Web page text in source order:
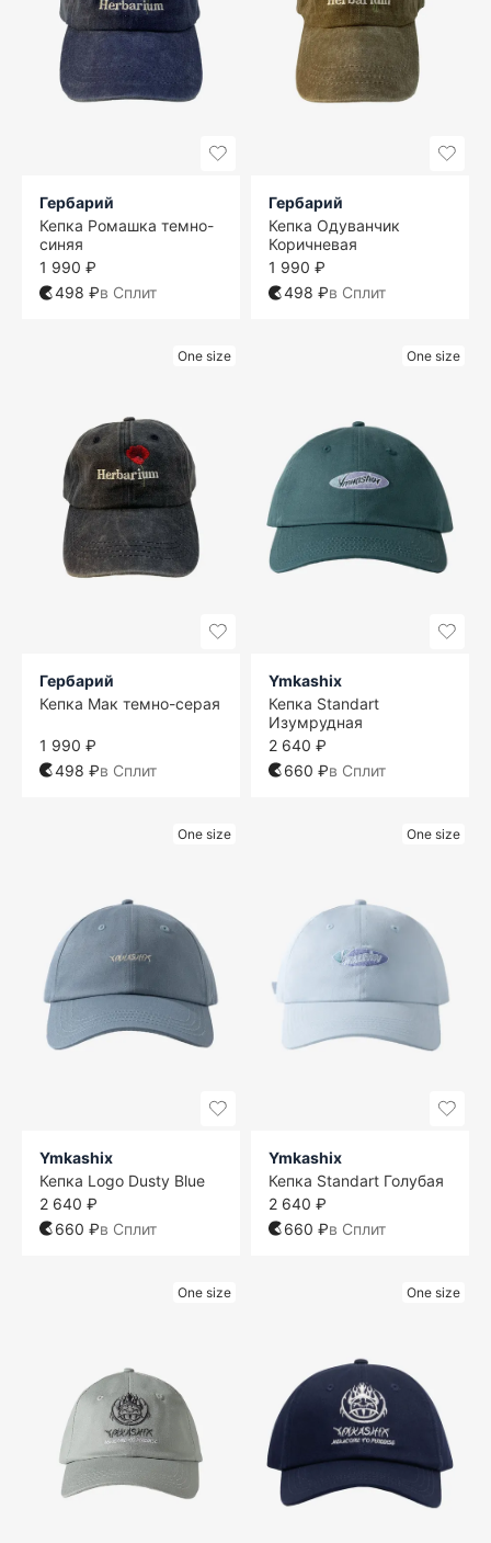
Гербарий
Кепка Ромашка темно-
синяя
1 990 ₽
498 ₽в Сплит
Гербарий
Кепка Одуванчик
Коричневая
1 990 ₽
498 ₽в Сплит
One size
Гербарий
Кепка Мак темно-серая
1 990 ₽
498 ₽в Сплит
One size
Ymkashix
Кепка Standart
Изумрудная
2 640 ₽
660 ₽в Сплит
One size
Ymkashix
Кепка Logo Dusty Blue
2 640 ₽
660 ₽в Сплит
One size
Ymkashix
Кепка Standart Голубая
2 640 ₽
660 ₽в Сплит
One size One size